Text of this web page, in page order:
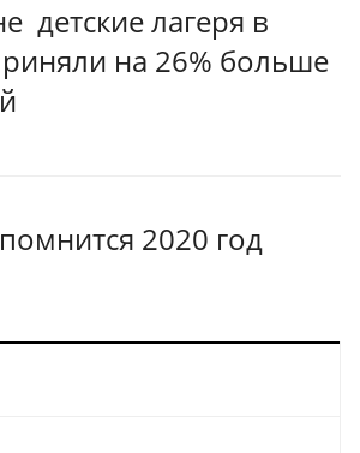
детские лагеря в
на 26% больше
2020 год